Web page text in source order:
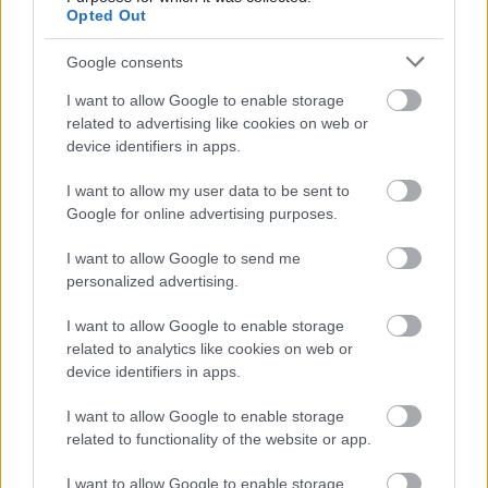
Opted Out
Google consents
I want to allow Google to enable storage
related to advertising like cookies on web or
device identifiers in apps.
I want to allow my user data to be sent to
Google for online advertising purposes.
I want to allow Google to send me
personalized advertising.
I want to allow Google to enable storage
related to analytics like cookies on web or
device identifiers in apps.
I want to allow Google to enable storage
related to functionality of the website or app.
I want to allow Google to enable storage
Csak a legbátrabbak és a legkitartóbbak
képesek életben maradni az Jupiter holdjának
Unmute Loaded:
Talán nem mindenki ismeri mélytengeri horror és a
szimulációs szerepjáték hibridjét, a Barotraumát, de
tengeralattjáróra az Europa jégbe zárt óceánja mélyén, a
név egyet jelent a feszültséggel, a technikai
katasztrófákkal és a kétségbeesett sikolyokkal. A
FakeFish és az Undertow Games közös fejlesztése
hosszú korai hozzáféréses fázist követően tavaly
márciusban ért célegyenesbe, és a teljes verzió azóta is
egyre mélyebbre húzza be a játékosokat - most pedig